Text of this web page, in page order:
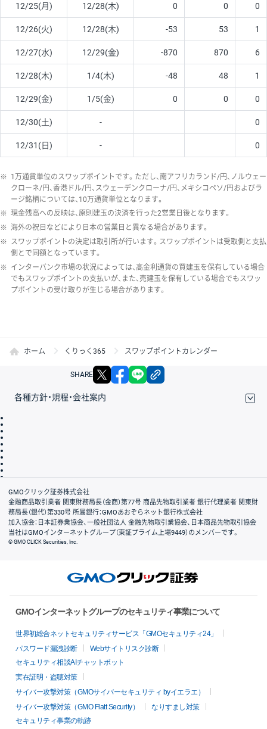
12/25(月) 12/28(木) 0 0 0
12/26(火) 12/28(木) -53 53 1
12/27(水) 12/29(金) -870 870 6
12/28(木) 1/4(木) -48 48 1
12/29(金) 1/5(金) 0 0 0
12/30(土) - 0
12/31(日) - 0
※ 1万通貨単位のスワップポイントです。ただし、南アフリカランド/円、ノルウェー
クローネ/円、香港ドル/円、スウェーデンクローナ/円、メキシコペソ/円およびラ
ージ銘柄については、10万通貨単位となります。
※ 現金残高への反映は、原則建玉の決済を行った2営業日後となります。
※ 海外の祝日などにより日本の営業日と異なる場合があります。
※ スワップポイントの決定は取引所が行います。スワップポイントは受取側と支払
側とで同額となっています。
※ インターバンク市場の状況によっては、高金利通貨の買建玉を保有している場合
でもスワップポイントの支払いが、また、売建玉を保有している場合でもスワッ
プポイントの受け取りが生じる場合があります。
ホーム くりっく365 スワップポイントカレンダー
SHARE X facebook
各種方針・規程・会社案内
会社案内
GMOクリック証券株式会社
金融商品取引業者 関東財務局長（金商）第77号 商品先物取引業者 銀行代理業者 関東財
務局長（銀代）第330号 所属銀行：GMOあおぞらネット銀行株式会社
加入協会：日本証券業協会、一般社団法人 金融先物取引業協会、日本商品先物取引協会
当社はGMOインターネットグループ（東証プライム上場9449）のメンバーです。
© GMO CLICK Securities, Inc.
GMOインターネットグループのセキュリティ事業について
世界初総合ネットセキュリティサービス「GMOセキュリティ24」
パスワード漏洩診断
Webサイトリスク診断
セキュリティ相談AIチャットボット
実在証明・盗聴対策
サイバー攻撃対策（GMOサイバーセキュリティ byイエラエ）
サイバー攻撃対策（GMO Flatt Security）
なりすまし対策
セキュリティ事業の軌跡